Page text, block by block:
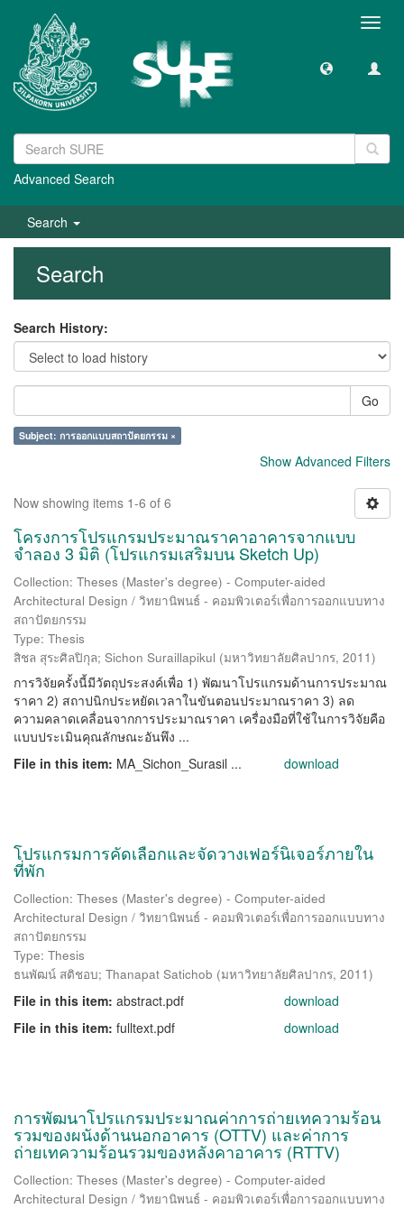
Advanced Search
Search
Search
Search History:
Go
Subject: การออกแบบสถาปัตยกรรม ×
Show Advanced Filters
Now showing items 1-6 of 6
โครงการโปรแกรมประมาณราคาอาคารจากแบบ
จำลอง 3 มิติ (โปรแกรมเสริมบน Sketch Up)
Collection: Theses (Master's degree) - Computer-aided
Architectural Design / วิทยานิพนธ์ - คอมพิวเตอร์เพื่อการออกแบบทาง
สถาปัตยกรรม
Type: Thesis
สิชล สุระศิลปิกุล; Sichon Suraillapikul (มหาวิทยาลัยศิลปากร, 2011)
การวิจัยครั้งนี้มีวัตถุประสงค์เพื่อ 1) พัฒนาโปรแกรมด้านการประมาณ
ราคา 2) สถาปนิกประหยัดเวลาในขันตอนประมาณราคา 3) ลด
ความคลาดเคลื่อนจากการประมาณราคา เครื่องมือที่ใช้ในการวิจัยคือ
แบบประเมินคุณลักษณะอันพึง ...
File in this item: MA_Sichon_Surasil ... download
โปรแกรมการคัดเลือกและจัดวางเฟอร์นิเจอร์ภายใน
ที่พัก
Collection: Theses (Master's degree) - Computer-aided
Architectural Design / วิทยานิพนธ์ - คอมพิวเตอร์เพื่อการออกแบบทาง
สถาปัตยกรรม
Type: Thesis
ธนพัฒน์ สติชอบ; Thanapat Satichob (มหาวิทยาลัยศิลปากร, 2011)
File in this item: abstract.pdf
download
File in this item: fulltext.pdf download
การพัฒนาโปรแกรมประมาณค่าการถ่ายเทความร้อน
รวมของผนังด้านนอกอาคาร (OTTV) และค่าการ
ถ่ายเทความร้อนรวมของหลังคาอาคาร (RTTV)
Collection: Theses (Master's degree) - Computer-aided
Architectural Design / วิทยานิพนธ์ - คอมพิวเตอร์เพื่อการออกแบบทาง